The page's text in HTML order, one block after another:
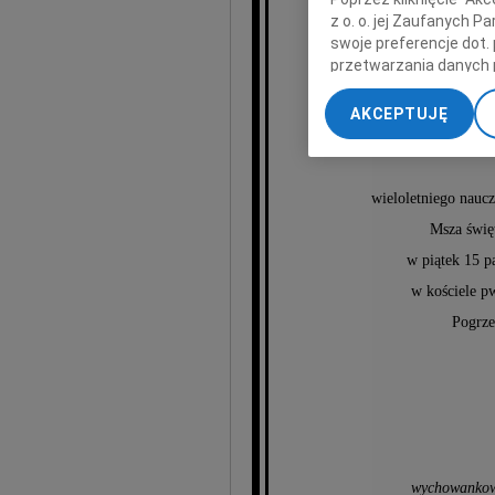
wieloletniego
Msza
w piątek 15
w kościele
z o. o. jej Zaufanych
swoje preferencje dot.
przetwarzania danych
„Ustawienia
My, nasi Zaufani
dokładnych danych
Przechowywanie
treści, badnie
AKCEPTUJĘ